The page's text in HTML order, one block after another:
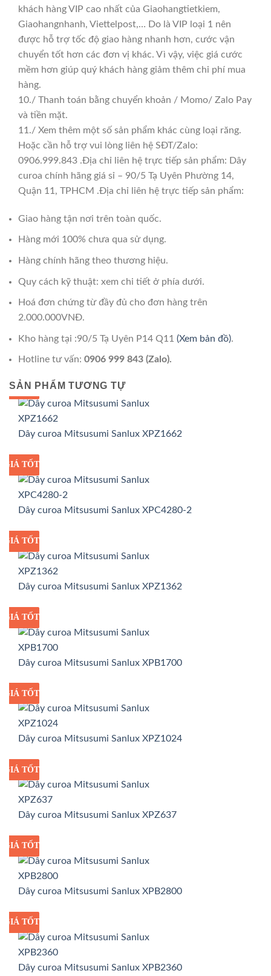
khách hàng VIP cao nhất của Giaohangtietkiem,
Giaohangnhanh, Viettelpost,… Do là VIP loại 1 nên
được hỗ trợ tốc độ giao hàng nhanh hơn, cước vận
chuyển tốt hơn các đơn vị khác. Vì vậy, việc giá cước
mềm hơn giúp quý khách hàng giảm thêm chi phí mua
hàng.
10./ Thanh toán bằng chuyển khoản / Momo/ Zalo Pay
và tiền mặt.
11./ Xem thêm một số sản phẩm khác cùng loại răng.
Hoặc cần hỗ trợ vui lòng liên hệ SĐT/Zalo:
0906.999.843 .Địa chỉ liên hệ trực tiếp sản phẩm: Dây
curoa chính hãng giá sỉ – 90/5 Tạ Uyên Phường 14,
Quận 11, TPHCM .Địa chỉ liên hệ trực tiếp sản phẩm:
Giao hàng tận nơi trên toàn quốc.
Hàng mới 100% chưa qua sử dụng.
Hàng chính hãng theo thương hiệu.
Quy cách kỹ thuật: xem chi tiết ở phía dưới.
Hoá đơn chứng từ đầy đủ cho đơn hàng trên
2.000.000VNĐ.
Kho hàng tại :90/5 Tạ Uyên P14 Q11 (Xem bản đồ).
Hotline tư vấn: 0906 999 843 (Zalo).
SẢN PHẨM TƯƠNG TỰ
GIÁ SỈ
GIÁ TỐT
Dây curoa Mitsusumi Sanlux XPZ1662
GIÁ SỈ
GIÁ TỐT
Dây curoa Mitsusumi Sanlux XPC4280-2
GIÁ SỈ
GIÁ TỐT
Dây curoa Mitsusumi Sanlux XPZ1362
GIÁ SỈ
GIÁ TỐT
Dây curoa Mitsusumi Sanlux XPB1700
GIÁ SỈ
GIÁ TỐT
Dây curoa Mitsusumi Sanlux XPZ1024
GIÁ SỈ
GIÁ TỐT
Dây curoa Mitsusumi Sanlux XPZ637
GIÁ SỈ
GIÁ TỐT
Dây curoa Mitsusumi Sanlux XPB2800
GIÁ SỈ
GIÁ TỐT
Dây curoa Mitsusumi Sanlux XPB2360